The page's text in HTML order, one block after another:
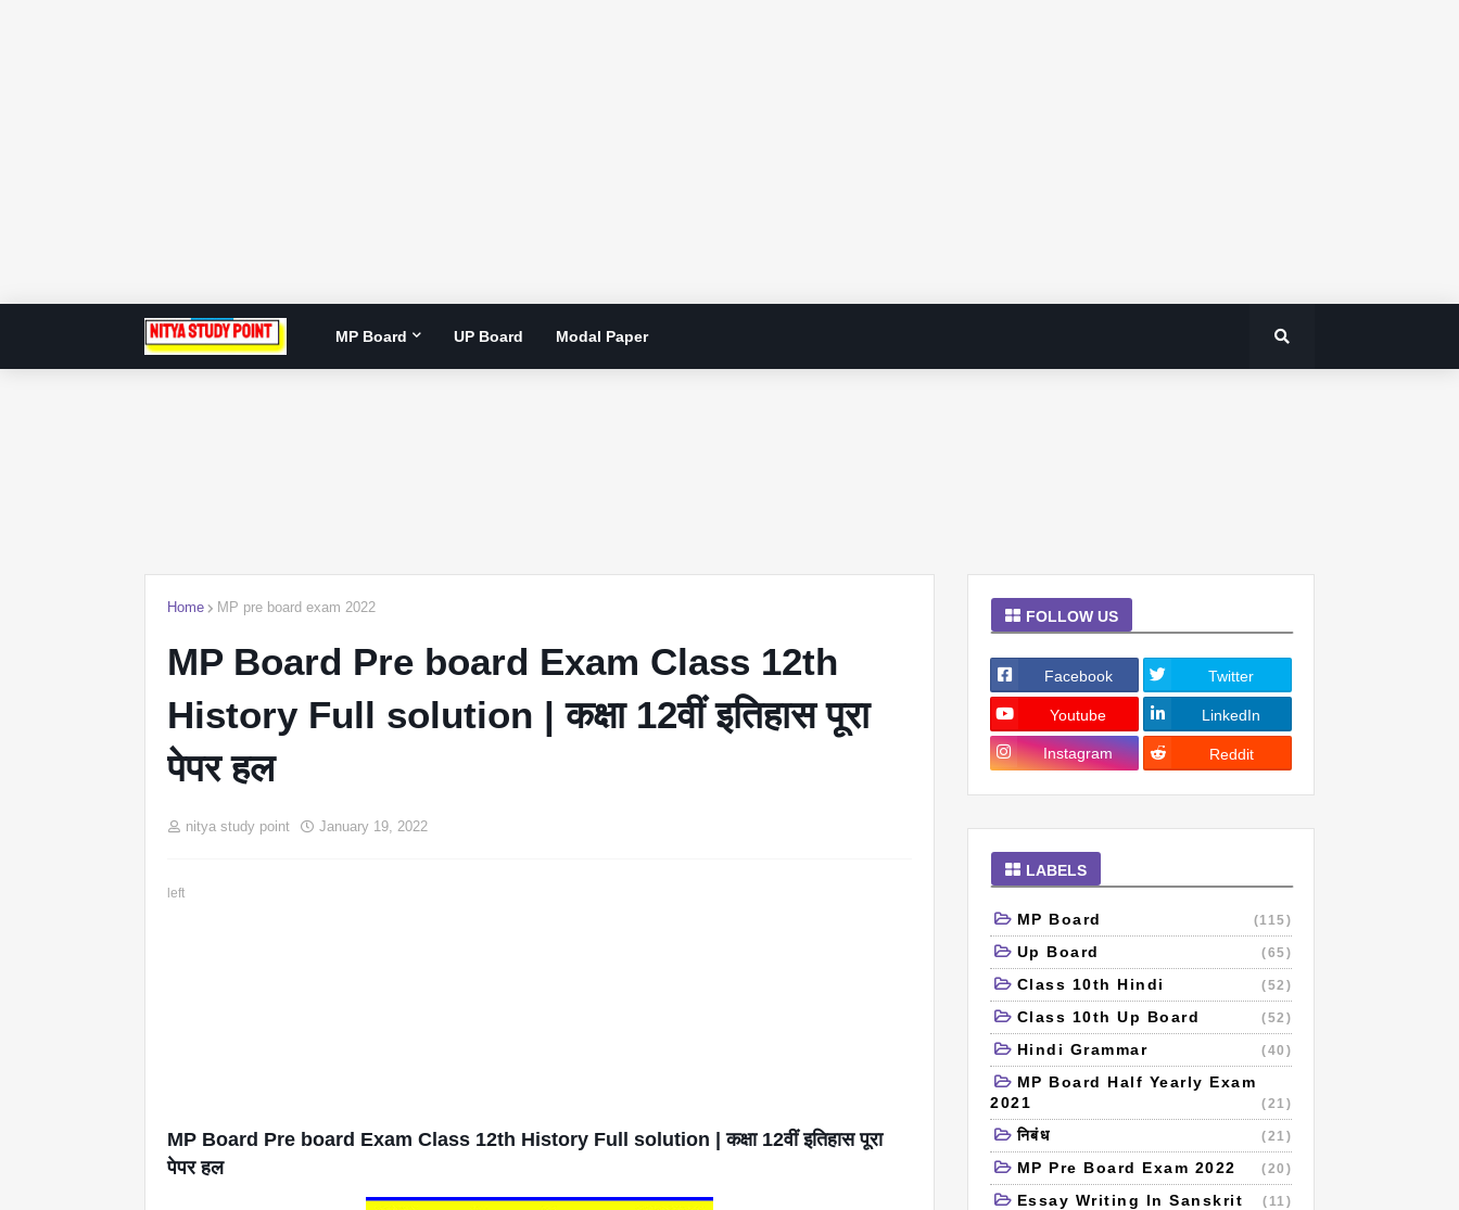
MP Board UP Board Modal Paper
Home MP pre board exam 2022
MP Board Pre board Exam Class 12th
History Full solution | कक्षा 12वीं इतिहास पूरा
पेपर हल
nitya study point January 19, 2022
left
MP Board Pre board Exam Class 12th History Full solution | कक्षा 12वीं इतिहास पूरा
पेपर हल
FOLLOW US
Facebook Twitter
Youtube LinkedIn
Instagram Reddit
LABELS
MP Board (115)
Up Board (65)
Class 10th Hindi (52)
Class 10th Up Board (52)
Hindi Grammar (40)
MP Board Half Yearly Exam
2021
(21)
निबंध (21)
MP Pre Board Exam 2022 (20)
Essay Writing In Sanskrit (11)